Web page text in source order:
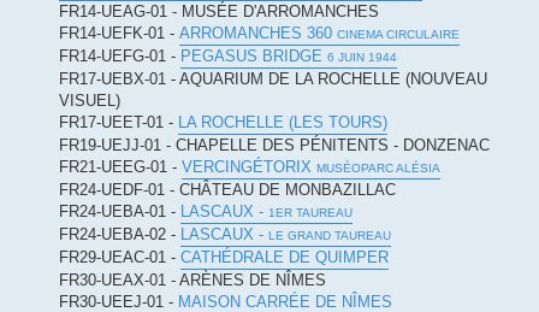
FR14-UEAG-01 - MUSÉE D'ARROMANCHES
FR14-UEFK-01 - ARROMANCHES 360 CINEMA CIRCULAIRE
FR14-UEFG-01 - PEGASUS BRIDGE 6 JUIN 1944
FR17-UEBX-01 - AQUARIUM DE LA ROCHELLE (NOUVEAU
VISUEL)
FR17-UEET-01 -
LA ROCHELLE (LES TOURS)
FR19-UEJJ-01 - CHAPELLE DES PÉNITENTS - DONZENAC
FR21-UEEG-01 - VERCINGÉTORIX MUSÉOPARC ALÉSIA
FR24-UEDF-01 - CHÂTEAU DE MONBAZILLAC
FR24-UEBA-01 -
LASCAUX - 1ER TAUREAU
FR24-UEBA-02 - LASCAUX - LE GRAND TAUREAU
FR29-UEAC-01 - CATHÉDRALE DE QUIMPER
FR30-UEAX-01 - ARÈNES DE NÎMES
FR30-UEEJ-01 - MAISON CARRÉE DE NÎMES